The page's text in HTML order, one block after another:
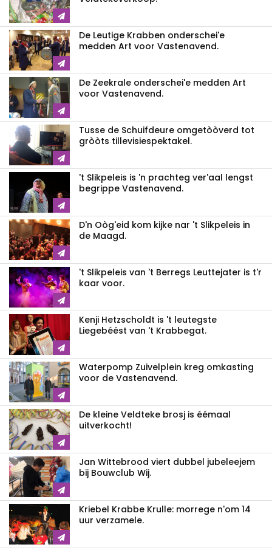
De Leutige Krabben onderschei'e
medden Art voor Vastenavend.
De Zeekrale onderschei'e medden Art
voor Vastenavend.
Tusse de Schuifdeure omgetòòverd tot
gròòts tillevisiespektakel.
't Slikpeleis is 'n prachteg ver'aal lengst
begrippe Vastenavend.
D'n Oòg'eid kom kijke nar 't Slikpeleis in
de Maagd.
't Slikpeleis van 't Berregs Leuttejater is t'r
kaar voor.
Kenji Hetzscholdt is 't leutegste
Liegebéést van 't Krabbegat.
Waterpomp Zuivelplein kreg omkasting
voor de Vastenavend.
De kleine Veldteke brosj is éémaal
uitverkocht!
Jan Wittebrood viert dubbel jubeleejem
bij Bouwclub Wij.
Kriebel Krabbe Krulle: morrege n'om 14
uur verzamele.